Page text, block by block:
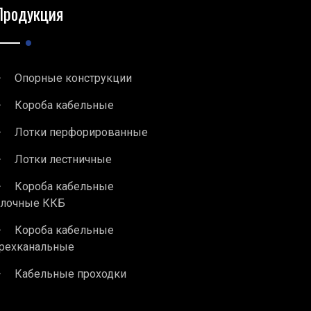
Опорные конструкции
Короба кабельные
Лотки перфорированные
Лотки лестничные
Короба кабельные
ККБ
Короба кабельные
Кабельные проходки